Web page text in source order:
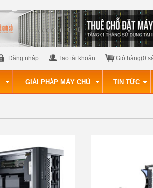
Đăng nhập Tạo tài khoản Giỏ hàng(0
GIẢI PHÁP MÁY CHỦ TIN TỨC